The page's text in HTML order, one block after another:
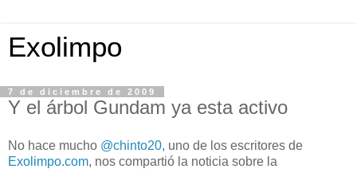
Exolimpo
7 de diciembre de 2009
Y el árbol Gundam ya esta activo
No hace mucho @chinto20, uno de los escritores de
Exolimpo.com, nos compartió la noticia sobre la